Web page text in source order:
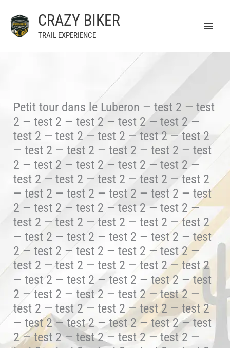
contenu
CRAZY BIKER
TRAIL EXPERIENCE
Petit tour dans le Luberon — test 2 — test
2 — test 2 — test 2 — test 2 — test 2 —
test 2 — test 2 — test 2 — test 2 — test 2
— test 2 — test 2 — test 2 — test 2 — test
2 — test 2 — test 2 — test 2 — test 2 —
test 2 — test 2 — test 2 — test 2 — test 2
— test 2 — test 2 — test 2 — test 2 — test
2 — test 2 — test 2 — test 2 — test 2 —
test 2 — test 2 — test 2 — test 2 — test 2
— test 2 — test 2 — test 2 — test 2 — test
2 — test 2 — test 2 — test 2 — test 2 —
test 2 — test 2 — test 2 — test 2 — test 2
— test 2 — test 2 — test 2 — test 2 — test
2 — test 2 — test 2 — test 2 — test 2 —
test 2 — test 2 — test 2 — test 2 — test 2
— test 2 — test 2 — test 2 — test 2 — test
2 — test 2 — test 2 — test 2 — test 2 —